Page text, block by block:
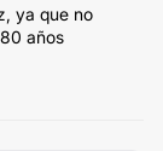
ya que no
años